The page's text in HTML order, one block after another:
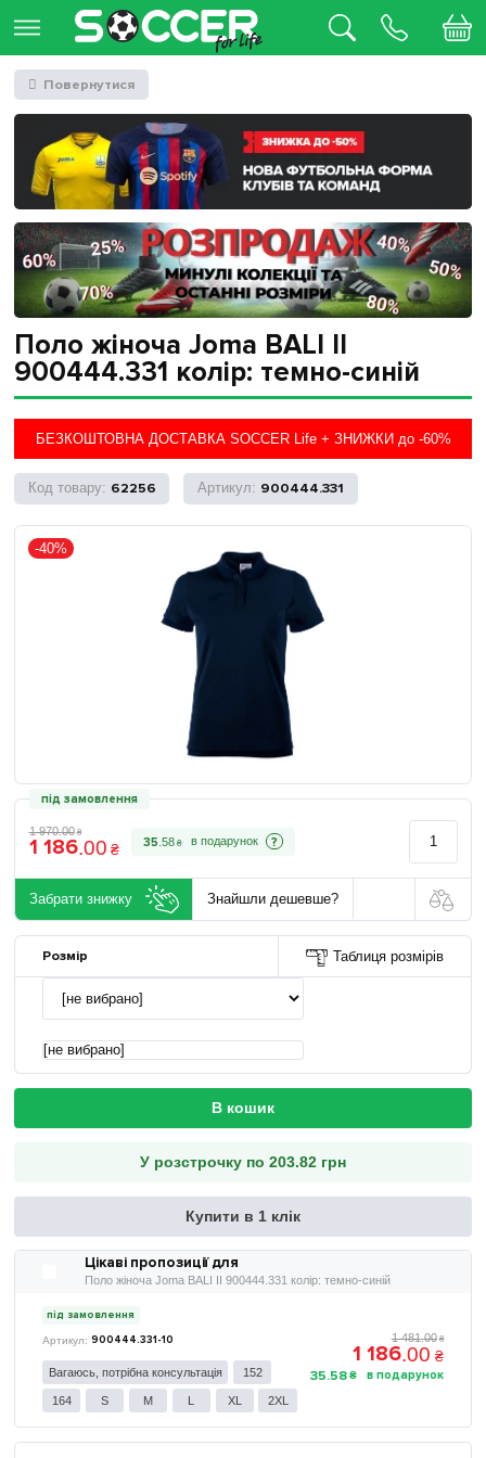
Поло жіноча Joma BALI II
900444.331 колір: темно-синій
БЕЗКОШТОВНА ДОСТАВКА SOCCER Life + ЗНИЖКИ до -60%
62256 900444.331
-40%
під замовлення
1 970.00 ₴
1 186.00 ₴ 35 .58 ₴ ?
Забрати знижку Знайшли дешевше?
Розмір Таблиця розмірів
[не вибрано]
В кошик
У розстрочку по 203.82 грн
Купити в 1 клік
Цікаві пропозиції для
Поло жіноча Joma BALI II 900444.331 колір: темно-синій
під замовлення
900444.331-10
Вагаюсь, потрібна консультація 152
164 S M XL 2XL
1 481.00 ₴
1 186.00 ₴
35.58₴
Повернутися